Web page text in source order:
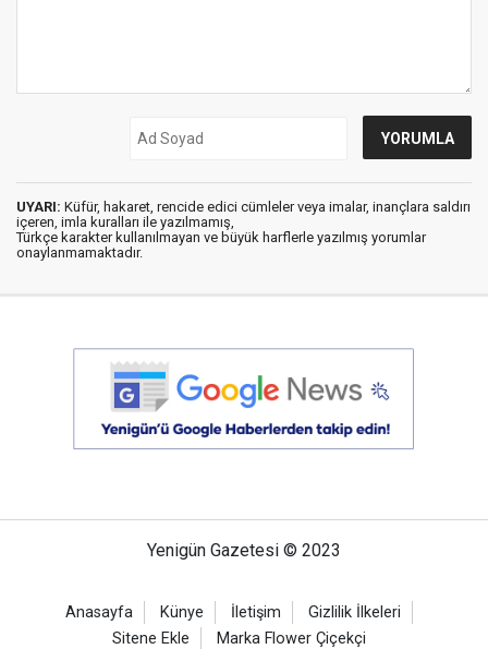
UYARI: Küfür, hakaret, rencide edici cümleler veya imalar, inançlara saldırı
içeren, imla kuralları ile yazılmamış,
Türkçe karakter kullanılmayan ve büyük harflerle yazılmış yorumlar
onaylanmamaktadır.
Yenigün Gazetesi © 2023
Anasayfa Künye İletişim
Gizlilik İlkeleri
Sitene Ekle
Marka Flower Çiçekçi